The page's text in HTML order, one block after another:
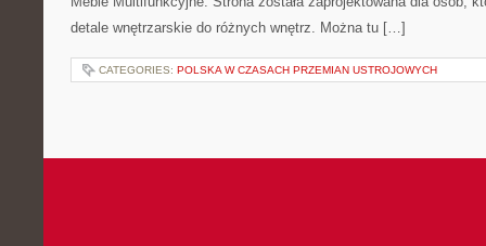
detale wnętrzarskie do różnych wnętrz. Można tu […]
CATEGORIES: POLSKA W CZASACH PRZEMIAN USTROJOWYCH